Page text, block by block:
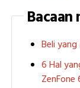
Bacaan
Beli
6 Hal
ZenFone